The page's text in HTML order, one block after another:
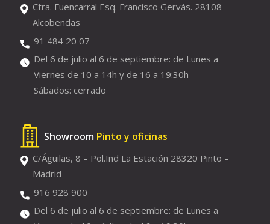
Ctra. Fuencarral Esq. Francisco Gervás. 28108
Alcobendas
91 484 20 07
Del 6 de julio al 6 de septiembre: de Lunes a
Viernes de 10 a 14h y de 16 a 19:30h
Sábados: cerrado
Showroom Pinto y oficinas
C/Águilas, 8 – Pol.Ind La Estación 28320 Pinto –
Madrid
916 928 900
Del 6 de julio al 6 de septiembre: de Lunes a